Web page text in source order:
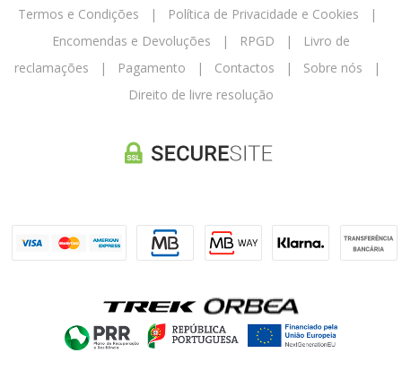
Termos e Condições | Política de Privacidade e Cookies |
Encomendas e Devoluções | RPGD |
Livro de
reclamações | Pagamento | Contactos | Sobre nós |
Direito de livre resolução